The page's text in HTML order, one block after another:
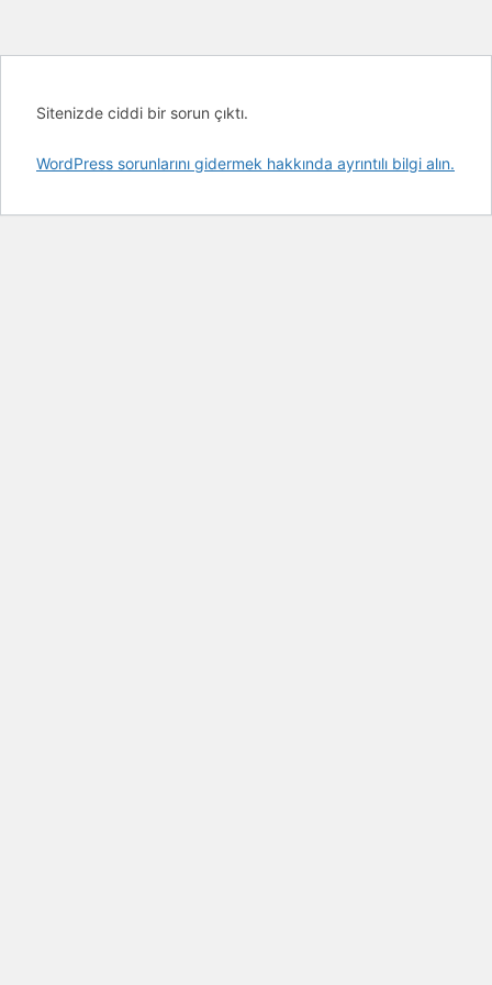
Sitenizde ciddi bir sorun çıktı.
WordPress sorunlarını gidermek hakkında ayrıntılı bilgi alın.